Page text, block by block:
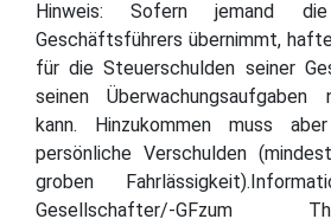
Hinweis: Sofern jemand
Geschäftsführers übernimmt,
für die Steuerschulden seiner
seinen Überwachungsaufgaben
kann. Hinzukommen muss
persönliche Verschulden
groben
Gesellschafter/-GFzum